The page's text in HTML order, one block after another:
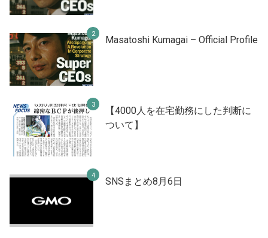
Masatoshi Kumagai – Official Profile
【4000人を在宅勤務にした判断に
ついて】
SNSまとめ8月6日